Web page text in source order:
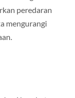
peredaran
mengurangi